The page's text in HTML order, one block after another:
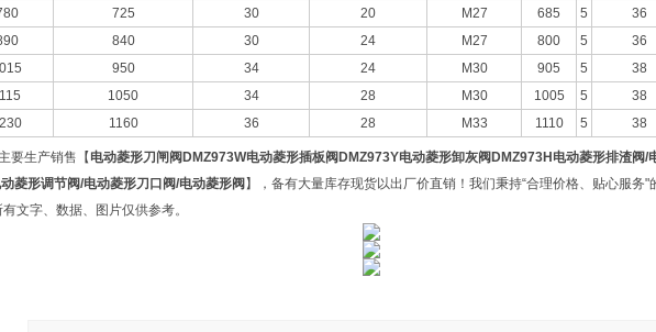
725 30 20 M27 685 5
36
840 30 24 M27 800 5
36
950 34 24 M30 905 5
38
1050 34 28 M30 1005 5
38
1160 36 28 M33 1110 5 38
主要生产销售【 电动菱形刀闸阀 DMZ973W电动菱形插板阀DMZ973Y电动菱形卸灰阀DMZ973H电动菱形排渣阀/
菱形调节阀/电动菱形刀口阀/电动菱形阀 】，备有大量库存现货以出厂价直销！我们秉持“合理价格、贴心服务
文字、数据、图片仅供参考。